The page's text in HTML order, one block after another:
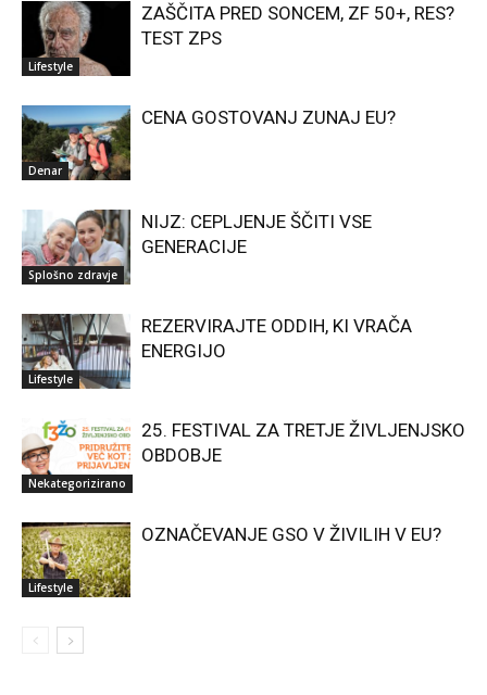
Lifestyle
ZAŠČITA PRED SONCEM, ZF 50+, RES?
TEST ZPS
Denar
CENA GOSTOVANJ ZUNAJ EU?
Splošno zdravje
NIJZ: CEPLJENJE ŠČITI VSE
GENERACIJE
Lifestyle
REZERVIRAJTE ODDIH, KI VRAČA
ENERGIJO
Nekategorizirano
25. FESTIVAL ZA TRETJE ŽIVLJENJSKO
OBDOBJE
Lifestyle
OZNAČEVANJE GSO V ŽIVILIH V EU?